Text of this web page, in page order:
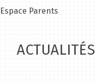
Espace Parents
ACTUALITÉS